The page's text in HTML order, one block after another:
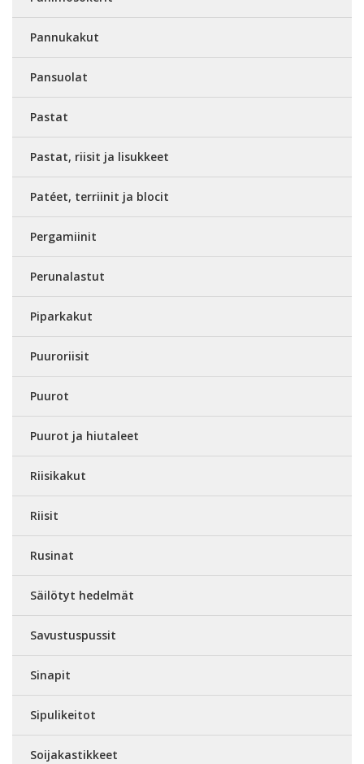
Pannukakut
Pansuolat
Pastat
Pastat, riisit ja lisukkeet
Patéet, terriinit ja blocit
Pergamiinit
Perunalastut
Piparkakut
Puuroriisit
Puurot
Puurot ja hiutaleet
Riisikakut
Riisit
Rusinat
Säilötyt hedelmät
Savustuspussit
Sinapit
Sipulikeitot
Soijakastikkeet